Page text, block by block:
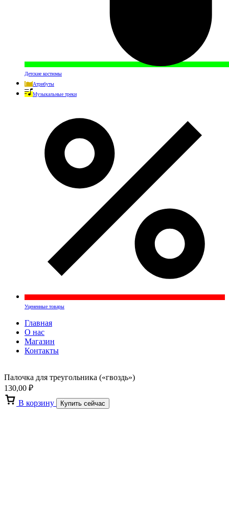
Детские костюмы
Атрибуты
Музыкальные треки
Уцененные товары
Главная
О нас
Магазин
Контакты
Палочка для треугольника («гвоздь»)
130,00 ₽
В корзину
Купить сейчас